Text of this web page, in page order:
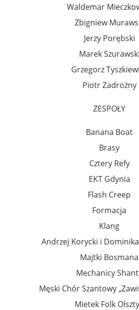
Waldemar
Zbigniew
Jerzy Porębski
Marek Szurawski
Grzegorz
Piotr Zadrożny
ZESPOŁY
Banana Boat
Brasy
Cztery Refy
EKT Gdynia
Flash Creep
Formacja
Klang
Andrzej Korycki i
Majtki Bosmana
Mechanicy
Męski Chór Szantowy
Mietek Folk